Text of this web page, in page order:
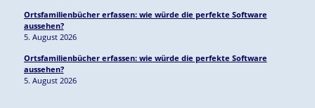
Ortsfamilienbücher erfassen: wie würde die perfekte Software
aussehen?
5. August 2026
Ortsfamilienbücher erfassen: wie würde die perfekte Software
aussehen?
5. August 2026